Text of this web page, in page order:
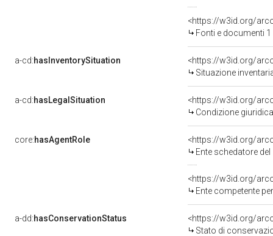
<https://w3id.org/
Fonti e documenti
a-cd:hasInventorySituation
<https://w3id.org/
Situazione
a-cd:hasLegalSituation
<https://w3id.org/
Condizione
core:hasAgentRole
<https://w3id.org/
Ente schedatore
<https://w3id.org/
Ente competente per tutela
a-dd:hasConservationStatus
<https://w3id.org/
Stato di